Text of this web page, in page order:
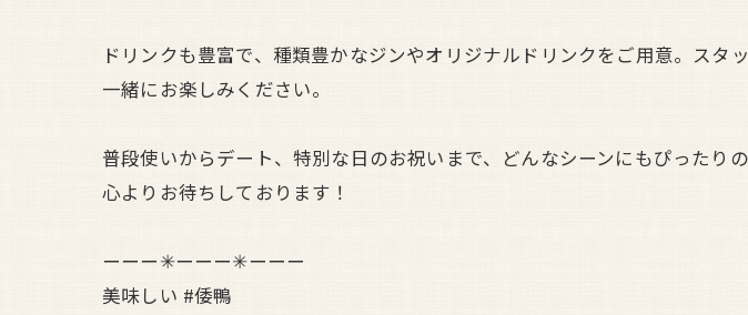
ドリンクも豊富で、種類豊かなジンやオリジナルドリンクをご用意。ス
一緒にお楽しみください。
普段使いからデート、特別な日のお祝いまで、どんなシーンにもぴったり
心よりお待ちしております！
ーーー✳︎ーーー✳︎ーーー
美味しい #倭鴨